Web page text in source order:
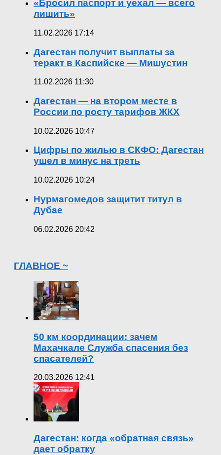
«Бросил паспорт и уехал — всего
лишить»
11.02.2026 17:14
Дагестан получит выплаты за
теракт в Каспийске — Мишустин
11.02.2026 11:30
Дагестан — на втором месте в
России по росту тарифов ЖКХ
10.02.2026 10:47
Цифры по жилью в СКФО: Дагестан
ушел в минус на треть
10.02.2026 10:24
Нурмагомедов защитит титул в
Дубае
06.02.2026 20:42
ГЛАВНОЕ ~
50 км координации: зачем
Махачкале Служба спасения без
спасателей?
20.03.2026 12:41
Дагестан: когда «обратная связь»
дает обратку